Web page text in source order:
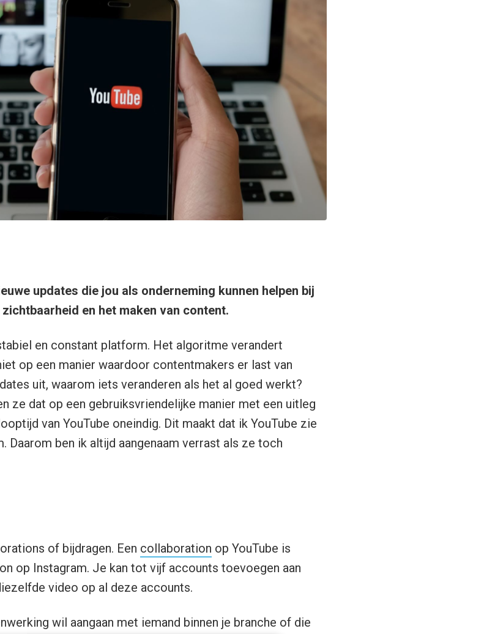
updates die jou als onderneming kunnen helpen bij
en het maken van content.
en constant platform. Het algoritme verandert
op een manier waardoor contentmakers er last van
uit, waarom iets veranderen als het al goed werkt?
ze dat op een gebruiksvriendelijke manier met een uitleg
van YouTube oneindig. Dit maakt dat ik YouTube zie
Daarom ben ik altijd aangenaam verrast als ze toch
of bijdragen. Een collaboration op YouTube is
op Instagram. Je kan tot vijf accounts toevoegen aan
video op al deze accounts.
wil aangaan met iemand binnen je branche of die